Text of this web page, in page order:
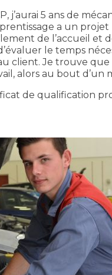
j’aurai 5 ans de
a un
de l’accueil et
le temps
client. Je trouve que
alors au bout d’un
de qualification